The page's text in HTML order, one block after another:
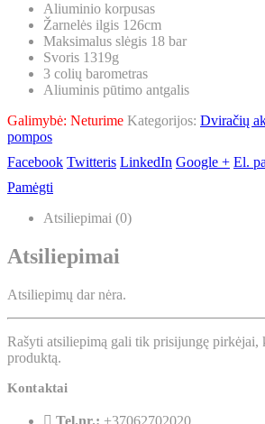
Aliuminio korpusas
Žarnelės ilgis 126cm
Maksimalus slėgis 18 bar
Svoris 1319g
3 colių barometras
Aliuminis pūtimo antgalis
Galimybė: Neturime Kategorijos: Dviračių
pompos
Facebook Twitteris LinkedIn Google + El.
Pamėgti
Atsiliepimai (0)
Atsiliepimai
Atsiliepimų dar nėra.
Rašyti atsiliepimą gali tik prisijungę pirkėjai,
produktą.
Kontaktai
Tel.nr.: +37062702020